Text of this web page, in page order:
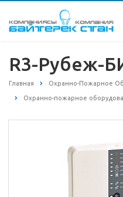
R3-Рубеж-
Главная Охранно-Пожарное
Охранно-пожарное